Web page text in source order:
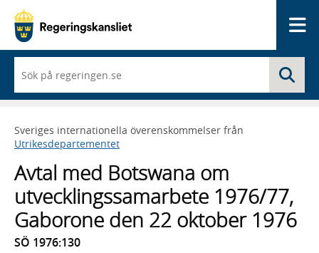
du
börjar
skriva
framträder
en
med
sökförslag
Sveriges internationella överenskommelser från
Utrikesdepartementet
Avtal med Botswana om
utvecklingssamarbete 1976/77,
Gaborone den 22 oktober 1976
SÖ 1976:130